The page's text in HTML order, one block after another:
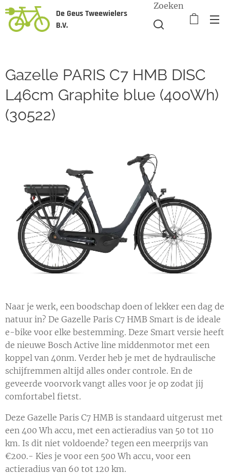
De Geus Tweewielers
B.V.
Zoeken
Gazelle PARIS C7 HMB DISC
L46cm Graphite blue (400Wh)
(30522)
Naar je werk, een boodschap doen of lekker een dag de
natuur in? De Gazelle Paris C7 HMB Smart is de ideale
e-bike voor elke bestemming. Deze Smart versie heeft
de nieuwe Bosch Active line middenmotor met een
koppel van 40nm. Verder heb je met de hydraulische
schijfremmen altijd alles onder controle. En de
geveerde voorvork vangt alles voor je op zodat jij
comfortabel fietst.
Deze Gazelle Paris C7 HMB is standaard uitgerust met
een 400 Wh accu, met een actieradius van 50 tot 110
km. Is dit niet voldoende? tegen een meerprijs van
€200.- Kies je voor een 500 Wh accu, voor een
actieradius van 60 tot 120 km.